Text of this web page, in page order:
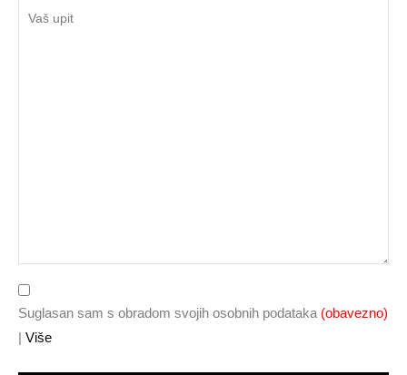
Suglasan sam s obradom svojih osobnih podataka (obavezno)
| Više